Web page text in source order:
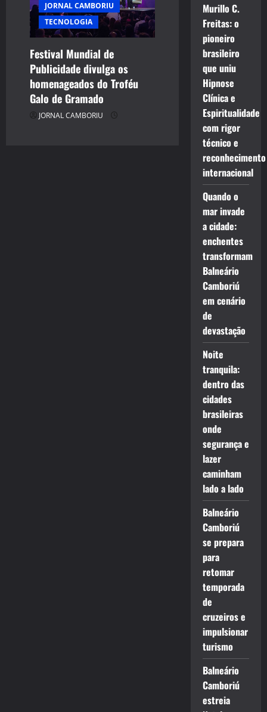
JORNAL CAMBORIU
TECNOLOGIA
Festival Mundial de
Publicidade divulga os
homenageados do Troféu
Galo de Gramado
JORNAL CAMBORIU
Murillo C.
Freitas: o
pioneiro
brasileiro
que uniu
Hipnose
Clínica e
Espiritualidade
com rigor
técnico e
reconhecimento
internacional
Quando o
mar invade
a cidade:
enchentes
transformam
Balneário
Camboriú
em cenário
de
devastação
Noite
tranquila:
dentro das
cidades
brasileiras
onde
segurança e
lazer
caminham
lado a lado
Balneário
Camboriú
se prepara
para
retomar
temporada
de
cruzeiros e
impulsionar
turismo
Balneário
Camboriú
estreia